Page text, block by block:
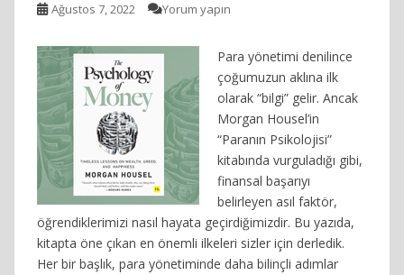
Ağustos 7, 2022 Yorum yapın
Para yönetimi denilince
çoğumuzun aklına ilk
olarak “bilgi” gelir. Ancak
Morgan Housel’in
“Paranın Psikolojisi”
kitabında vurguladığı gibi,
finansal başarıyı
belirleyen asıl faktör,
öğrendiklerimizi nasıl hayata geçirdiğimizdir. Bu yazıda,
kitapta öne çıkan en önemli ilkeleri sizler için derledik.
Her bir başlık, para yönetiminde daha bilinçli adımlar